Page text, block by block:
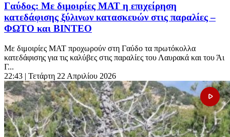
Γαύδος: Με διμοιρίες ΜΑΤ η επιχείρηση
κατεδάφισης ξύλινων κατασκευών στις παραλίες –
ΦΩΤΟ και ΒΙΝΤΕΟ
Με διμοιρίες ΜΑΤ προχωρούν στη Γαύδο τα πρωτόκολλα
κατεδάφισης για τις καλύβες στις παραλίες του Λαυρακά και του Άι
Γ...
22:43 | Τετάρτη 22 Απριλίου 2026